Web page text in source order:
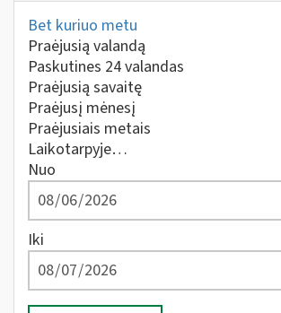
Bet kuriuo metu
Praėjusią valandą
Paskutines 24 valandas
Praėjusią savaitę
Praėjusį mėnesį
Praėjusiais metais
Laikotarpyje…
Nuo
Iki